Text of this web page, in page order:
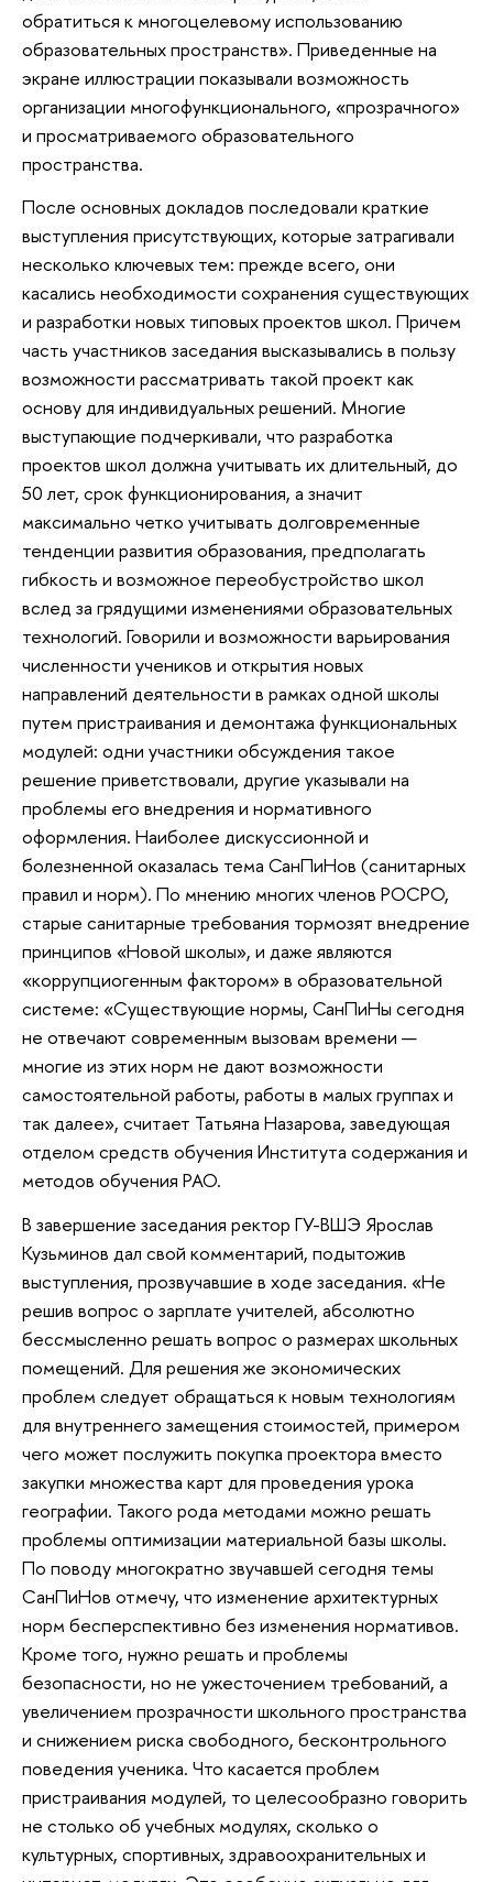
обратиться к многоцелевому использованию
образовательных пространств». Приведенные на
экране иллюстрации показывали возможность
организации многофункционального, «прозрачного»
и просматриваемого образовательного
пространства.
После основных докладов последовали краткие
выступления присутствующих, которые затрагивали
несколько ключевых тем: прежде всего, они
касались необходимости сохранения существующих
и разработки новых типовых проектов школ. Причем
часть участников заседания высказывались в пользу
возможности рассматривать такой проект как
основу для индивидуальных решений. Многие
выступающие подчеркивали, что разработка
проектов школ должна учитывать их длительный, до
50 лет, срок функционирования, а значит
максимально четко учитывать долговременные
тенденции развития образования, предполагать
гибкость и возможное переобустройство школ
вслед за грядущими изменениями образовательных
технологий. Говорили и возможности варьирования
численности учеников и открытия новых
направлений деятельности в рамках одной школы
путем пристраивания и демонтажа функциональных
модулей: одни участники обсуждения такое
решение приветствовали, другие указывали на
проблемы его внедрения и нормативного
оформления. Наиболее дискуссионной и
болезненной оказалась тема СанПиНов (санитарных
правил и норм). По мнению многих членов РОСРО,
старые санитарные требования тормозят внедрение
принципов «Новой школы», и даже являются
«коррупциогенным фактором» в образовательной
системе: «Существующие нормы, СанПиНы сегодня
не отвечают современным вызовам времени —
многие из этих норм не дают возможности
самостоятельной работы, работы в малых группах и
так далее», считает Татьяна Назарова, заведующая
отделом средств обучения Института содержания и
методов обучения РАО.
В завершение заседания ректор ГУ-ВШЭ Ярослав
Кузьминов дал свой комментарий, подытожив
выступления, прозвучавшие в ходе заседания. «Не
решив вопрос о зарплате учителей, абсолютно
бессмысленно решать вопрос о размерах школьных
помещений. Для решения же экономических
проблем следует обращаться к новым технологиям
для внутреннего замещения стоимостей, примером
чего может послужить покупка проектора вместо
закупки множества карт для проведения урока
географии. Такого рода методами можно решать
проблемы оптимизации материальной базы школы.
По поводу многократно звучавшей сегодня темы
CанПиНов отмечу, что изменение архитектурных
норм бесперспективно без изменения нормативов.
Кроме того, нужно решать и проблемы
безопасности, но не ужесточением требований, а
увеличением прозрачности школьного пространства
и снижением риска свободного, бесконтрольного
поведения ученика. Что касается проблем
пристраивания модулей, то целесообразно говорить
не столько об учебных модулях, сколько о
культурных, спортивных, здравоохранительных и